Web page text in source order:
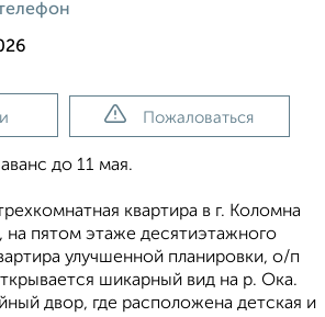
Пожаловаться
до 11 мая.
квартира в г. Коломна
на пятом этаже десятиэтажного
улучшенной планировки, о/п
шикарный вид на р. Ока.
двор, где расположена детская и